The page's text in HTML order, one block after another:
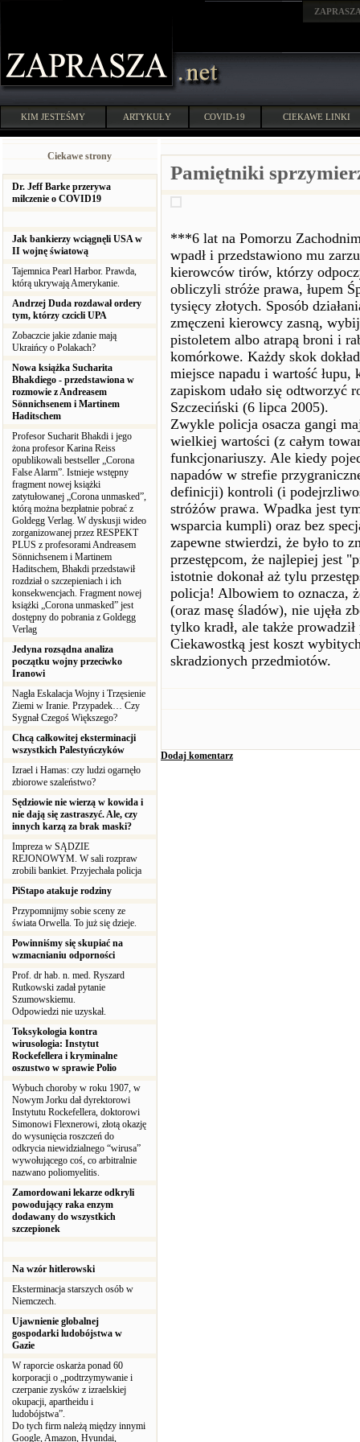
KIM JESTEŚMY ARTYKUŁY COVID-19 CIEKAWE LINKI
Ciekawe strony
Dr. Jeff Barke przerywa
milczenie o COVID19
Jak bankierzy wciągnęli USA w
II wojnę światową
Tajemnica Pearl Harbor. Prawda,
którą ukrywają Amerykanie.
Andrzej Duda rozdawał ordery
tym, którzy czcicli UPA
Zobaczcie jakie zdanie mają
Ukraińcy o Polakach?
Nowa książka Sucharita
Bhakdiego - przedstawiona w
rozmowie z Andreasem
Sönnichsenem i Martinem
Haditschem
Profesor Sucharit Bhakdi i jego
żona profesor Karina Reiss
opublikowali bestseller „Corona
False Alarm”. Istnieje wstępny
fragment nowej książki
zatytułowanej „Corona unmasked”,
którą można bezpłatnie pobrać z
Goldegg Verlag. W dyskusji wideo
zorganizowanej przez RESPEKT
PLUS z profesorami Andreasem
Sönnichsenem i Martinem
Haditschem, Bhakdi przedstawił
rozdział o szczepieniach i ich
konsekwencjach. Fragment nowej
książki „Corona unmasked” jest
dostępny do pobrania z Goldegg
Verlag
Jedyna rozsądna analiza
początku wojny przeciwko
Iranowi
Nagła Eskalacja Wojny i Trzęsienie
Ziemi w Iranie. Przypadek… Czy
Sygnał Czegoś Większego?
Chcą całkowitej eksterminacji
wszystkich Palestyńczyków
Izrael i Hamas: czy ludzi ogarnęło
zbiorowe szaleństwo?
Sędziowie nie wierzą w kowida i
nie dają się zastraszyć. Ale, czy
innych karzą za brak maski?
Impreza w SĄDZIE
REJONOWYM. W sali rozpraw
zrobili bankiet. Przyjechała policja
PiStapo atakuje rodziny
Przypomnijmy sobie sceny ze
świata Orwella. To już się dzieje.
Powinniśmy się skupiać na
wzmacnianiu odporności
Prof. dr hab. n. med. Ryszard
Rutkowski zadał pytanie
Szumowskiemu.
Odpowiedzi nie uzyskał.
Toksykologia kontra
wirusologia: Instytut
Rockefellera i kryminalne
oszustwo w sprawie Polio
Wybuch choroby w roku 1907, w
Nowym Jorku dał dyrektorowi
Instytutu Rockefellera, doktorowi
Simonowi Flexnerowi, złotą okazję
do wysunięcia roszczeń do
odkrycia niewidzialnego “wirusa”
wywołującego coś, co arbitralnie
nazwano poliomyelitis.
Zamordowani lekarze odkryli
powodujący raka enzym
dodawany do wszystkich
szczepionek
Na wzór hitlerowski
Eksterminacja starszych osób w
Niemczech.
Ujawnienie globalnej
gospodarki ludobójstwa w
Gazie
W raporcie oskarża ponad 60
korporacji o „podtrzymywanie i
czerpanie zysków z izraelskiej
okupacji, apartheidu i
ludobójstwa”.
Do tych firm należą między innymi
Google, Amazon, Hyundai,
Pamiętniki
***6 lat na Pomorzu
wpadł i przedstawiono mu
kierowców tirów, którzy
obliczyli stróże prawa, łupem
tysięcy złotych. Sposób
zmęczeni kierowcy zasną,
pistoletem albo atrapą broni i
komórkowe. Każdy skok
miejsce napadu i wartość
zapiskom udało się odtworzyć
Szczeciński (6 lipca 2005).
Zwykle policja osacza gangi
wielkiej wartości (z całym
funkcjonariuszy. Ale kiedy
napadów w strefie
definicji) kontroli (i
stróżów prawa. Wpadka jest
wsparcia kumpli) oraz bez
zapewne stwierdzi, że było to
przestępcom, że najlepiej jest
istotnie dokonał aż tylu
policja! Albowiem to oznacza,
(oraz masę śladów), nie ujęła
tylko kradł, ale także
Ciekawostką jest koszt
skradzionych przedmiotów.
Dodaj komentarz